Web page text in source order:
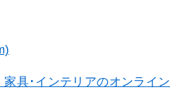
家具･インテリアのオンライン